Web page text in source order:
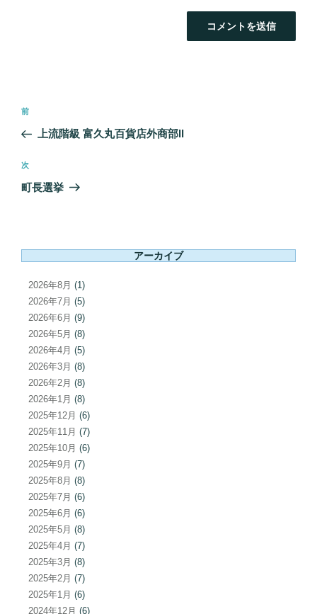
ナ
ビ
ー
ン
前
の
稿
前
上流階級 富久丸百貨店外商部II
次
の
次
町長選挙
アーカイブ
2026年8月 (1)
2026年7月 (5)
2026年6月 (9)
2026年5月 (8)
2026年4月 (5)
2026年3月 (8)
2026年2月 (8)
2026年1月 (8)
2025年12月 (6)
2025年11月 (7)
2025年10月 (6)
2025年9月 (7)
2025年8月 (8)
2025年7月 (6)
2025年6月 (6)
2025年5月 (8)
2025年4月 (7)
2025年3月 (8)
2025年2月 (7)
2025年1月 (6)
2024年12月 (6)